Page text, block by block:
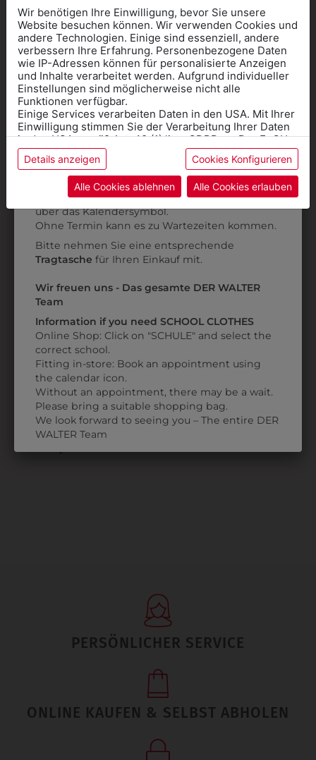
0AWESTE1
KINDERWESTE MIT
SCHULLOGO
€ 58,90
0ARC084J01
KINDER KAPPE MIT
SCHULLOGO
€ 9,90
ZULETZT ANGESEHEN
9AKKW0251
MÄDCHENKLEID
TAILLIERT
MIT
SCHULLOGO
PERSÖNLICHER SERVICE
ONLINE KAUFEN & SELBST ABHOLEN
Wir benötigen Ihre Einwilligung, bevor Sie unsere
Website besuchen können. Wir verwenden Cookies und
andere Technologien. Einige sind essenziell, andere
verbessern Ihre Erfahrung. Personenbezogene Daten
wie IP-Adressen können für personalisierte Anzeigen
und Inhalte verarbeitet werden. Aufgrund individueller
Einstellungen sind möglicherweise nicht alle
Funktionen verfügbar.
Einige Services verarbeiten Daten in den USA. Mit Ihrer
Einwilligung stimmen Sie der Verarbeitung Ihrer Daten
in den USA gemäß Art. 49 (1) lit. a GDPR zu. Der EuGH
stuft die USA als Land mit unzureichendem Datenschutz
ein, und es besteht das Risiko, dass US-Behörden
Daten ohne Klagemöglichkeit für Europäer überwachen.
Datenschutzerklärungbzw. im
Details anzeigen Cookies Konfigurieren
Alle Cookies ablehnen Alle Cookies erlauben
Informationen wenn Sie
Kleidung
für die SCHULE
benötigen
Online Shop: Klick auf SCHULE in der
Kategorie und die richtige Schule auswählen.
AnprobeVorort im Geschäft: Termin buchen
über das Kalendersymbol.
Ohne Termin kann es zu Wartezeiten kommen.
Bitte nehmen Sie eine entsprechende
Tragtasche für Ihren Einkauf mit.
Wir freuen uns - Das gesamte DER WALTER
Team
Information if you need SCHOOL CLOTHES
Online Shop: Click on "SCHULE" and select the
correct school.
Fitting in-store: Book an appointment using
the calendar icon.
Without an appointment, there may be a wait.
Please bring a suitable shopping bag.
We look forward to seeing you – The entire DER
WALTER Team